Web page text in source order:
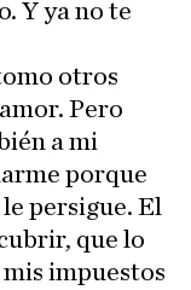
Y ya no te
otros
Pero
a mi
porque
persigue. El
que lo
impuestos